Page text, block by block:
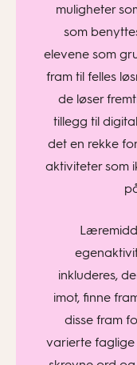
muligheter
som
elevene som
fram til felles
de løser
tillegg til
det en rekke
aktiviteter som
inkluderes,
imot, finne
disse fram
varierte